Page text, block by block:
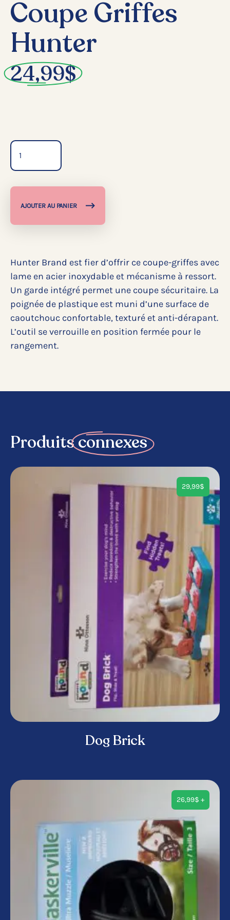
Coupe Griffes
Hunter
24,99$
AJOUTER AU PANIER
Hunter Brand est fier d’offrir ce coupe-griffes avec
lame en acier inoxydable et mécanisme à ressort.
Un garde intégré permet une coupe sécuritaire. La
poignée de plastique est muni d’une surface de
caoutchouc confortable, texturé et anti-dérapant.
L’outil se verrouille en position fermée pour le
rangement.
Produitsconnexes
29,99$
Dog Brick
26,99$ +